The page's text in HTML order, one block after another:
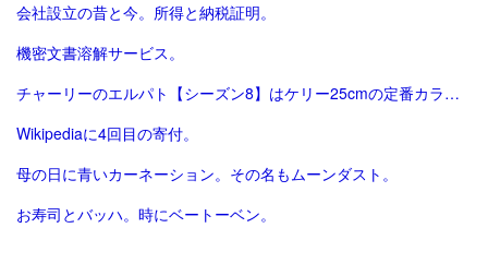
会社設立の昔と今。所得と納税証明。
機密文書溶解サービス。
チャーリーのエルパト【シーズン8】はケリー25cmの定番カラーで終了。
Wikipediaに4回目の寄付。
母の日に青いカーネーション。その名もムーンダスト。
お寿司とバッハ。時にベートーベン。